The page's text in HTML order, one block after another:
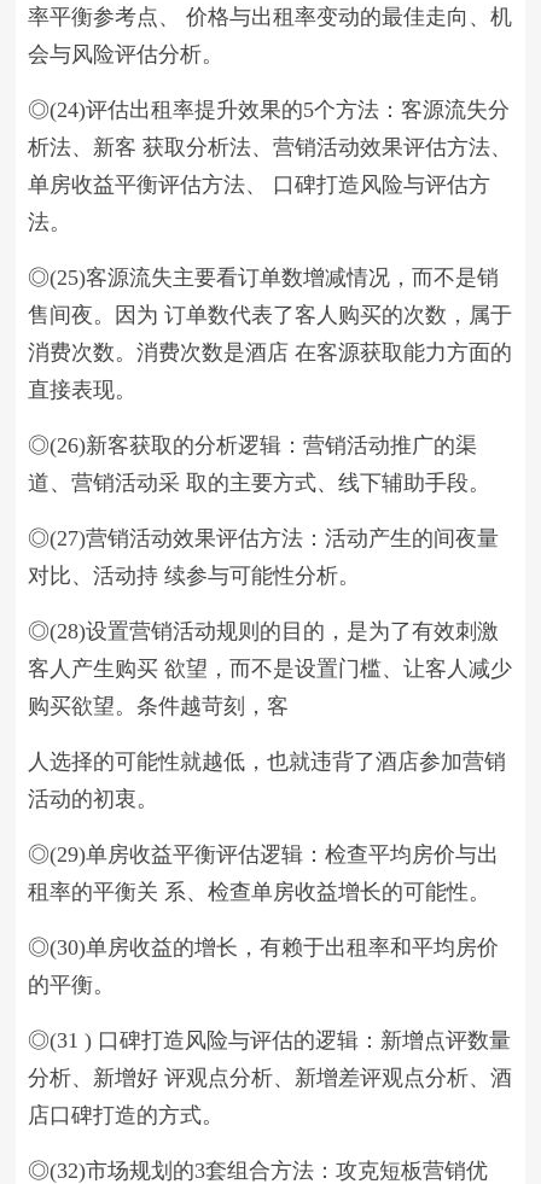
率平衡参考点、 价格与出租率变动的最佳走向、机
会与风险评估分析。
◎(24)评估出租率提升效果的5个方法：客源流失分
析法、新客 获取分析法、营销活动效果评估方法、
单房收益平衡评估方法、 口碑打造风险与评估方
法。
◎(25)客源流失主要看订单数增减情况，而不是销
售间夜。因为 订单数代表了客人购买的次数，属于
消费次数。消费次数是酒店 在客源获取能力方面的
直接表现。
◎(26)新客获取的分析逻辑：营销活动推广的渠
道、营销活动采 取的主要方式、线下辅助手段。
◎(27)营销活动效果评估方法：活动产生的间夜量
对比、活动持 续参与可能性分析。
◎(28)设置营销活动规则的目的，是为了有效刺激
客人产生购买 欲望，而不是设置门槛、让客人减少
购买欲望。条件越苛刻，客
人选择的可能性就越低，也就违背了酒店参加营销
活动的初衷。
◎(29)单房收益平衡评估逻辑：检查平均房价与出
租率的平衡关 系、检查单房收益增长的可能性。
◎(30)单房收益的增长，有赖于出租率和平均房价
的平衡。
◎(31 ) 口碑打造风险与评估的逻辑：新增点评数量
分析、新增好 评观点分析、新增差评观点分析、酒
店口碑打造的方式。
◎(32)市场规划的3套组合方法：攻克短板营销优